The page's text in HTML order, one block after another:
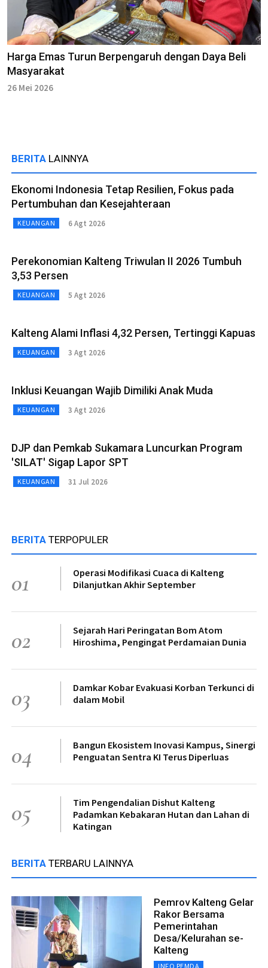
Harga Emas Turun Berpengaruh dengan Daya Beli
Masyarakat
26 Mei 2026
BERITA LAINNYA
Ekonomi Indonesia Tetap Resilien, Fokus pada
Pertumbuhan dan Kesejahteraan
KEUANGAN 6 Agt 2026
Perekonomian Kalteng Triwulan II 2026 Tumbuh
3,53 Persen
KEUANGAN 5 Agt 2026
Kalteng Alami Inflasi 4,32 Persen, Tertinggi Kapuas
KEUANGAN 3 Agt 2026
Inklusi Keuangan Wajib Dimiliki Anak Muda
KEUANGAN 3 Agt 2026
DJP dan Pemkab Sukamara Luncurkan Program
'SILAT' Sigap Lapor SPT
KEUANGAN 31 Jul 2026
BERITA TERPOPULER
01
Operasi Modifikasi Cuaca di Kalteng
Dilanjutkan Akhir September
02
Sejarah Hari Peringatan Bom Atom
Hiroshima, Pengingat Perdamaian Dunia
03
Damkar Kobar Evakuasi Korban Terkunci di
dalam Mobil
04
Bangun Ekosistem Inovasi Kampus, Sinergi
Penguatan Sentra KI Terus Diperluas
05
Tim Pengendalian Dishut Kalteng
Padamkan Kebakaran Hutan dan Lahan di
Katingan
BERITA TERBARU LAINNYA
Pemrov Kalteng Gelar
Rakor Bersama
Pemerintahan
Desa/Kelurahan se-
Kalteng
INFO PEMDA